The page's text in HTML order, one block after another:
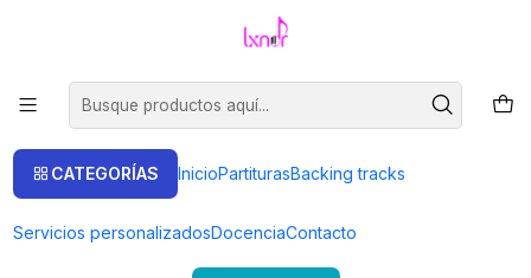
CATEGORÍAS InicioPartiturasBacking tracks
Servicios personalizadosDocenciaContacto
Venta de partituras.
Inicio Partituras Piano Solo
PS 0027 - Que falta que me haces - Tango - Piano solo
Bienvenido a mi tienda
Si estás en Argentina, consulta precios y más formas de pago.